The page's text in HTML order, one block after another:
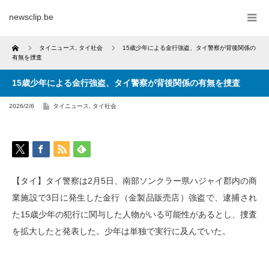
newsclip.be
Home タイニュース タイ社会
15歳少年による金行強盗、タイ警察が背後関係の
有無を捜査
15歳少年による金行強盗、タイ警察が背後関係の有無を捜査
2026/2/6 タイニュース タイ社会
【タイ】タイ警察は2月5日、南部ソンクラー県ハジャイ郡内の商
業施設で3日に発生した金行（金製品販売店）強盗で、逮捕され
た15歳少年の犯行に関与した人物がいる可能性があるとし、捜査
を拡大したと発表した。少年は単独で実行に及んでいた。